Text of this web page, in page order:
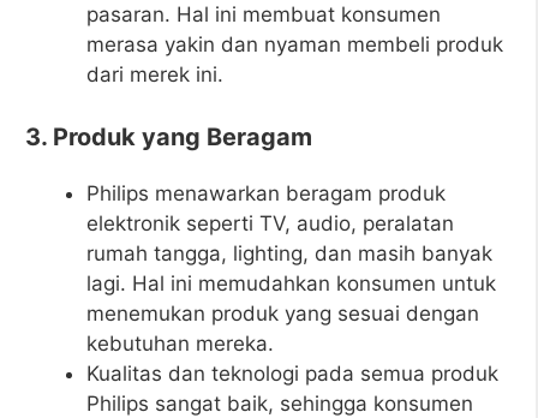
pasaran. Hal ini membuat konsumen
merasa yakin dan nyaman membeli produk
dari merek ini.
3. Produk yang Beragam
Philips menawarkan beragam produk
elektronik seperti TV, audio, peralatan
rumah tangga, lighting, dan masih banyak
lagi. Hal ini memudahkan konsumen untuk
menemukan produk yang sesuai dengan
kebutuhan mereka.
Kualitas dan teknologi pada semua produk
Philips sangat baik, sehingga konsumen